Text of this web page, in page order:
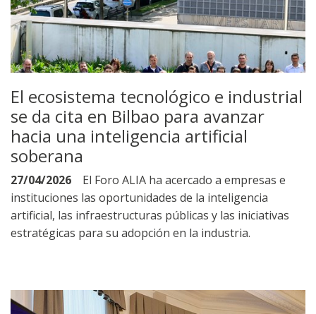
El ecosistema tecnológico e industrial
se da cita en Bilbao para avanzar
hacia una inteligencia artificial
soberana
27/04/2026
El Foro ALIA ha acercado a empresas e
instituciones las oportunidades de la inteligencia
artificial, las infraestructuras públicas y las iniciativas
estratégicas para su adopción en la industria.